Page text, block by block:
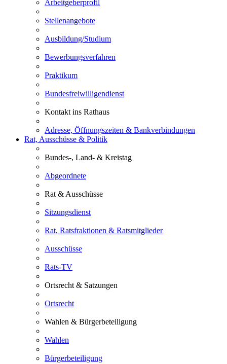
Arbeitgeberprofil
Stellenangebote
Ausbildung/Studium
Bewerbungsverfahren
Praktikum
Bundesfreiwilligendienst
Kontakt ins Rathaus
Adresse, Öffnungszeiten & Bankverbindungen
Rat, Ausschüsse & Politik
Bundes-, Land- & Kreistag
Abgeordnete
Rat & Ausschüsse
Sitzungsdienst
Rat, Ratsfraktionen & Ratsmitglieder
Ausschüsse
Rats-TV
Ortsrecht & Satzungen
Ortsrecht
Wahlen & Bürgerbeteiligung
Wahlen
Bürgerbeteiligung